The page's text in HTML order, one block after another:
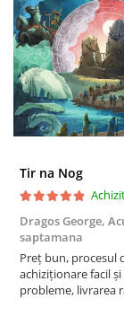
Puzzle 3D
Puzzle 8000 piese
Puzzle 150 piese
Puzzle 1000
Puzzle din lemn
Puzzle 24 piese
Puzzle-uri
Puzzle 3 in 1
Puzzle 350 piese
Puzzle 275 piese
Tir na Nog
Dragos George,
saptamana
Preț bun, procesul
achiziționare facil
probleme, livrarea